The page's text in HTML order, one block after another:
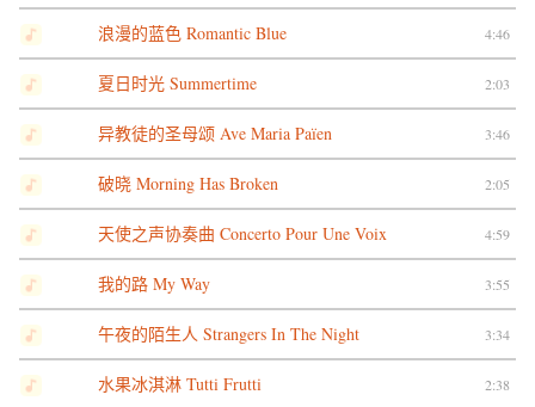
浪漫的蓝色 Romantic Blue 4:46
夏日时光 Summertime 2:03
异教徒的圣母颂 Ave Maria Païen 3:46
破晓 Morning Has Broken 2:05
天使之声协奏曲 Concerto Pour Une Voix 4:59
我的路 My Way 3:55
午夜的陌生人 Strangers In The Night 3:34
水果冰淇淋 Tutti Frutti 2:38